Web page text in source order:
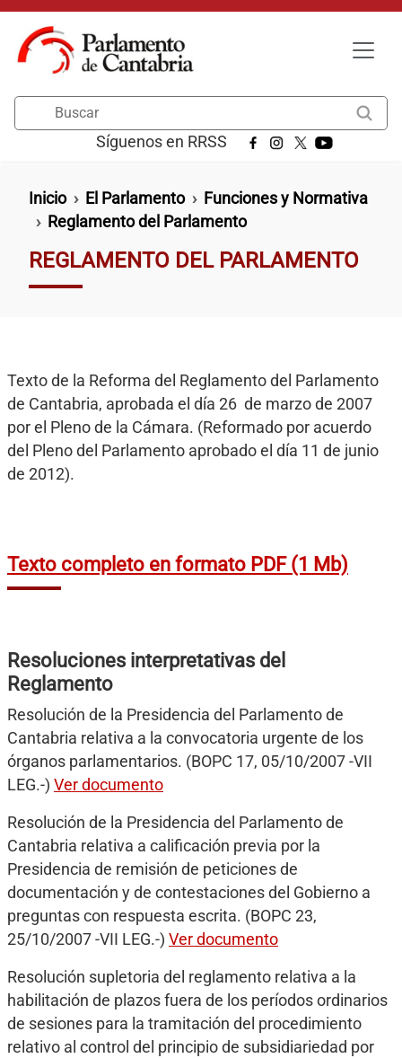
Pasar al contenido principal
Síguenos en RRSS
Ruta de navegación
Inicio El Parlamento
Funciones y Normativa
Reglamento del Parlamento
REGLAMENTO DEL PARLAMENTO
Texto de la Reforma del Reglamento del Parlamento
de Cantabria, aprobada el día 26 de marzo de 2007
por el Pleno de la Cámara. (Reformado por acuerdo
del Pleno del Parlamento aprobado el día 11 de junio
de 2012).
Texto completo en formato PDF (1 Mb)
Resoluciones interpretativas del
Reglamento
Resolución de la Presidencia del Parlamento de
Cantabria relativa a la convocatoria urgente de los
órganos parlamentarios. (BOPC 17, 05/10/2007 -VII
LEG.-) Ver documento
Resolución de la Presidencia del Parlamento de
Cantabria relativa a calificación previa por la
Presidencia de remisión de peticiones de
documentación y de contestaciones del Gobierno a
preguntas con respuesta escrita. (BOPC 23,
25/10/2007 -VII LEG.-) Ver documento
Resolución supletoria del reglamento relativa a la
habilitación de plazos fuera de los períodos ordinarios
de sesiones para la tramitación del procedimiento
relativo al control del principio de subsidiariedad por